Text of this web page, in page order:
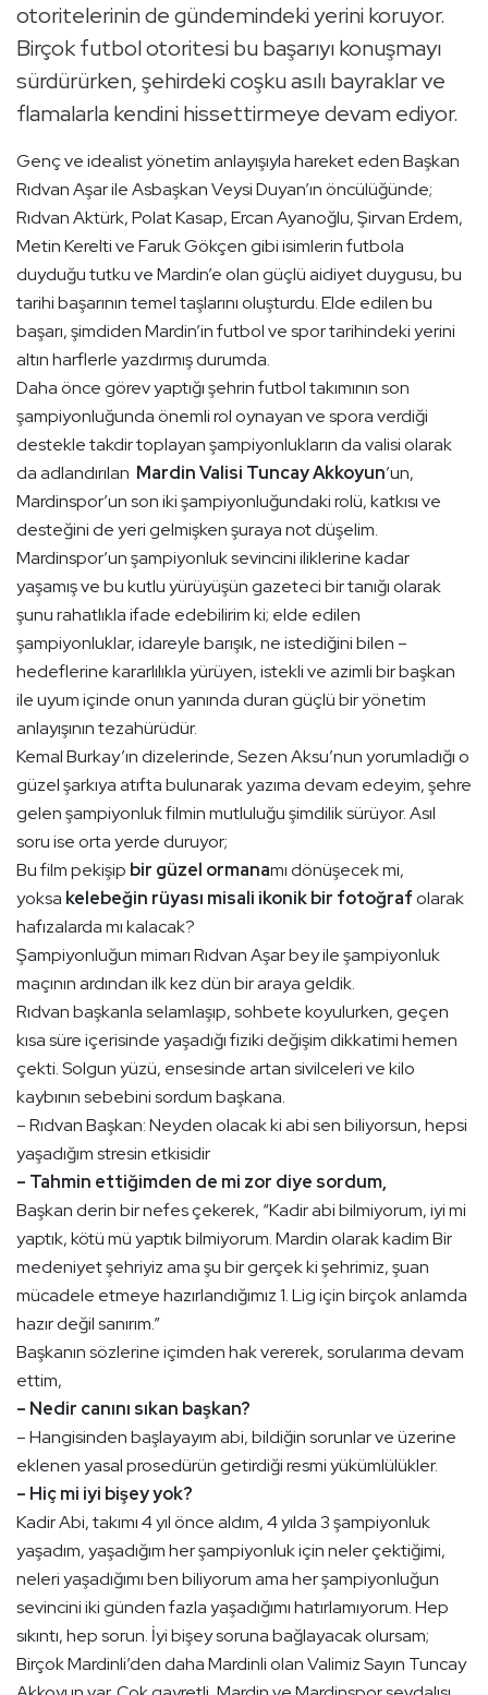
otoritelerinin de gündemindeki yerini koruyor.
Birçok futbol otoritesi bu başarıyı konuşmayı
sürdürürken, şehirdeki coşku asılı bayraklar ve
flamalarla kendini hissettirmeye devam ediyor.
Genç ve idealist yönetim anlayışıyla hareket eden Başkan
Rıdvan Aşar ile Asbaşkan Veysi Duyan’ın öncülüğünde;
Rıdvan Aktürk, Polat Kasap, Ercan Ayanoğlu, Şirvan Erdem,
Metin Kerelti ve Faruk Gökçen gibi isimlerin futbola
duyduğu tutku ve Mardin’e olan güçlü aidiyet duygusu, bu
tarihi başarının temel taşlarını oluşturdu. Elde edilen bu
başarı, şimdiden Mardin’in futbol ve spor tarihindeki yerini
altın harflerle yazdırmış durumda.
Daha önce görev yaptığı şehrin futbol takımının son
şampiyonluğunda önemli rol oynayan ve spora verdiği
destekle takdir toplayan şampiyonlukların da valisi olarak
da adlandırılan Mardin Valisi Tuncay Akkoyun’un,
Mardinspor’un son iki şampiyonluğundaki rolü, katkısı ve
desteğini de yeri gelmişken şuraya not düşelim.
Mardinspor’un şampiyonluk sevincini iliklerine kadar
yaşamış ve bu kutlu yürüyüşün gazeteci bir tanığı olarak
şunu rahatlıkla ifade edebilirim ki; elde edilen
şampiyonluklar, idareyle barışık, ne istediğini bilen –
hedeflerine kararlılıkla yürüyen, istekli ve azimli bir başkan
ile uyum içinde onun yanında duran güçlü bir yönetim
anlayışının tezahürüdür.
Kemal Burkay’ın dizelerinde, Sezen Aksu’nun yorumladığı o
güzel şarkıya atıfta bulunarak yazıma devam edeyim, şehre
gelen şampiyonluk filmin mutluluğu şimdilik sürüyor. Asıl
soru ise orta yerde duruyor;
Bu film pekişip bir güzel ormanamı dönüşecek mi,
yoksa kelebeğin rüyası misali ikonik bir fotoğrafolarak
hafızalarda mı kalacak?
Şampiyonluğun mimarı Rıdvan Aşar bey ile şampiyonluk
maçının ardından ilk kez dün bir araya geldik.
Rıdvan başkanla selamlaşıp, sohbete koyulurken, geçen
kısa süre içerisinde yaşadığı fiziki değişim dikkatimi hemen
çekti. Solgun yüzü, ensesinde artan sivilceleri ve kilo
kaybının sebebini sordum başkana.
– Rıdvan Başkan: Neyden olacak ki abi sen biliyorsun, hepsi
yaşadığım stresin etkisidir
– Tahmin ettiğimden de mi zor diye sordum,
Başkan derin bir nefes çekerek, “Kadir abi bilmiyorum, iyi mi
yaptık, kötü mü yaptık bilmiyorum. Mardin olarak kadim Bir
medeniyet şehriyiz ama şu bir gerçek ki şehrimiz, şuan
mücadele etmeye hazırlandığımız 1. Lig için birçok anlamda
hazır değil sanırım.”
Başkanın sözlerine içimden hak vererek, sorularıma devam
ettim,
– Nedir canını sıkan başkan?
– Hangisinden başlayayım abi, bildiğin sorunlar ve üzerine
eklenen yasal prosedürün getirdiği resmi yükümlülükler.
– Hiç mi iyi bişey yok?
Kadir Abi, takımı 4 yıl önce aldım, 4 yılda 3 şampiyonluk
yaşadım, yaşadığım her şampiyonluk için neler çektiğimi,
neleri yaşadığımı ben biliyorum ama her şampiyonluğun
sevincini iki günden fazla yaşadığımı hatırlamıyorum. Hep
sıkıntı, hep sorun. İyi bişey soruna bağlayacak olursam;
Birçok Mardinli’den daha Mardinli olan Valimiz Sayın Tuncay